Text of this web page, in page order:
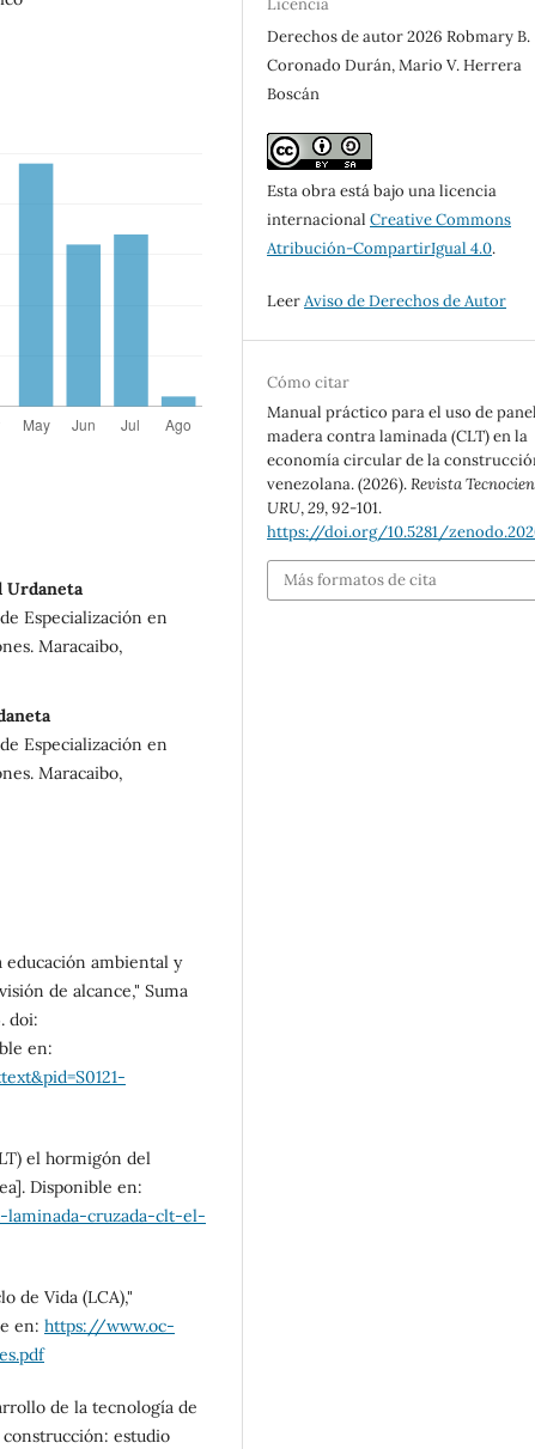
Urdaneta
Especialización en
Maracaibo,
Especialización en
Maracaibo,
educación ambiental y
de alcance," Suma
doi:
en:
el hormigón del
Disponible en:
cruzada-clt-el-
de Vida (LCA),"
en: https://www.oc-
de la tecnología de
estudio
Derechos de autor 2026 Robmary B.
Coronado Durán, Mario V. Herrera
Boscán
Esta obra está bajo una licencia
internacionalCreative Commons
Atribución-CompartirIgual 4.0.
LeerAviso de Derechos de Autor
Cómo citar
Manual práctico para el uso de
madera contra laminada (CLT) en la
economía circular de la
venezolana. (2026).Revista
URU,29, 92-101.
https://doi.org/10.5281/
Más formatos de cita